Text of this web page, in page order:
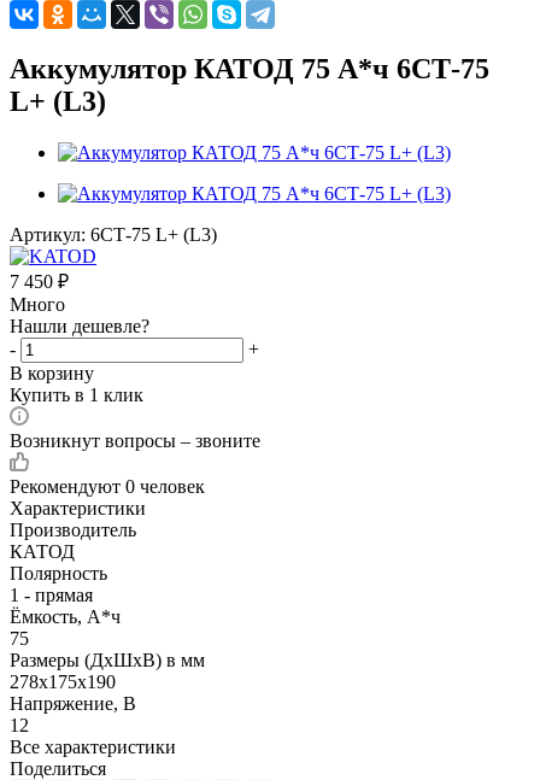
Аккумулятор КАТОД 75 А*ч 6СТ-75
L+ (L3)
Артикул: 6СТ-75 L+ (L3)
7 450 ₽
Много
Нашли дешевле?
-
+
В корзину
Купить в 1 клик
Возникнут вопросы – звоните
Рекомендуют 0 человек
Характеристики
Производитель
КАТОД
Полярность
1 - прямая
Ёмкость, А*ч
75
Размеры (ДхШхВ) в мм
278х175х190
Напряжение, В
12
Все характеристики
Поделиться